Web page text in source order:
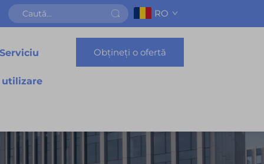
RO
Serviciu
utilizare
Obțineți o ofertă